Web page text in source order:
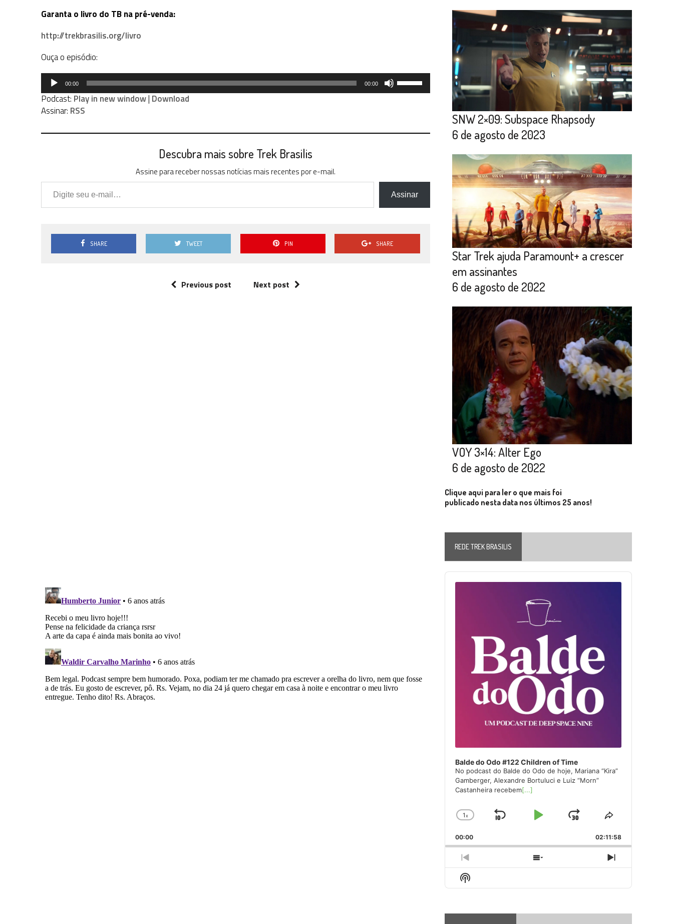
Garanta o livro do TB na pré-venda:
http://trekbrasilis.org/livro
Ouça o episódio:
Tocador
áudio
00:00 00:00
ou
aumentar
ou
Podcast: Play in new window| Download
Assinar: RSS
Descubra mais sobre Trek Brasilis
Assine para receber nossas notícias mais recentes por e-mail.
Digite seu e-mail…
Assinar
SHARE TWEET PIN SHARE
Previous post Next post
SNW 2×09: Subspace Rhapsody
6 de agosto de 2023
Star Trek ajuda Paramount+ a crescer
em assinantes
6 de agosto de 2022
VOY 3×14: Alter Ego
6 de agosto de 2022
Clique aqui para ler o que mais foi
publicado nesta data nos últimos 25 anos!
REDE TREK BRASILIS
Audio
Player
Balde do Odo #122 Children of Time
No podcast do Balde do Odo de hoje, Mariana “Kira”
Gamberger, Alexandre Bortuluci e Luiz “Morn”
Castanheira recebem[...]
Change
Rate
1x
Skip
Play
Jump
Forward
Share
Episode
00:00 02:11:58
Previous
Episode
Show
Episodes
Next
Episode
Show
Podcast